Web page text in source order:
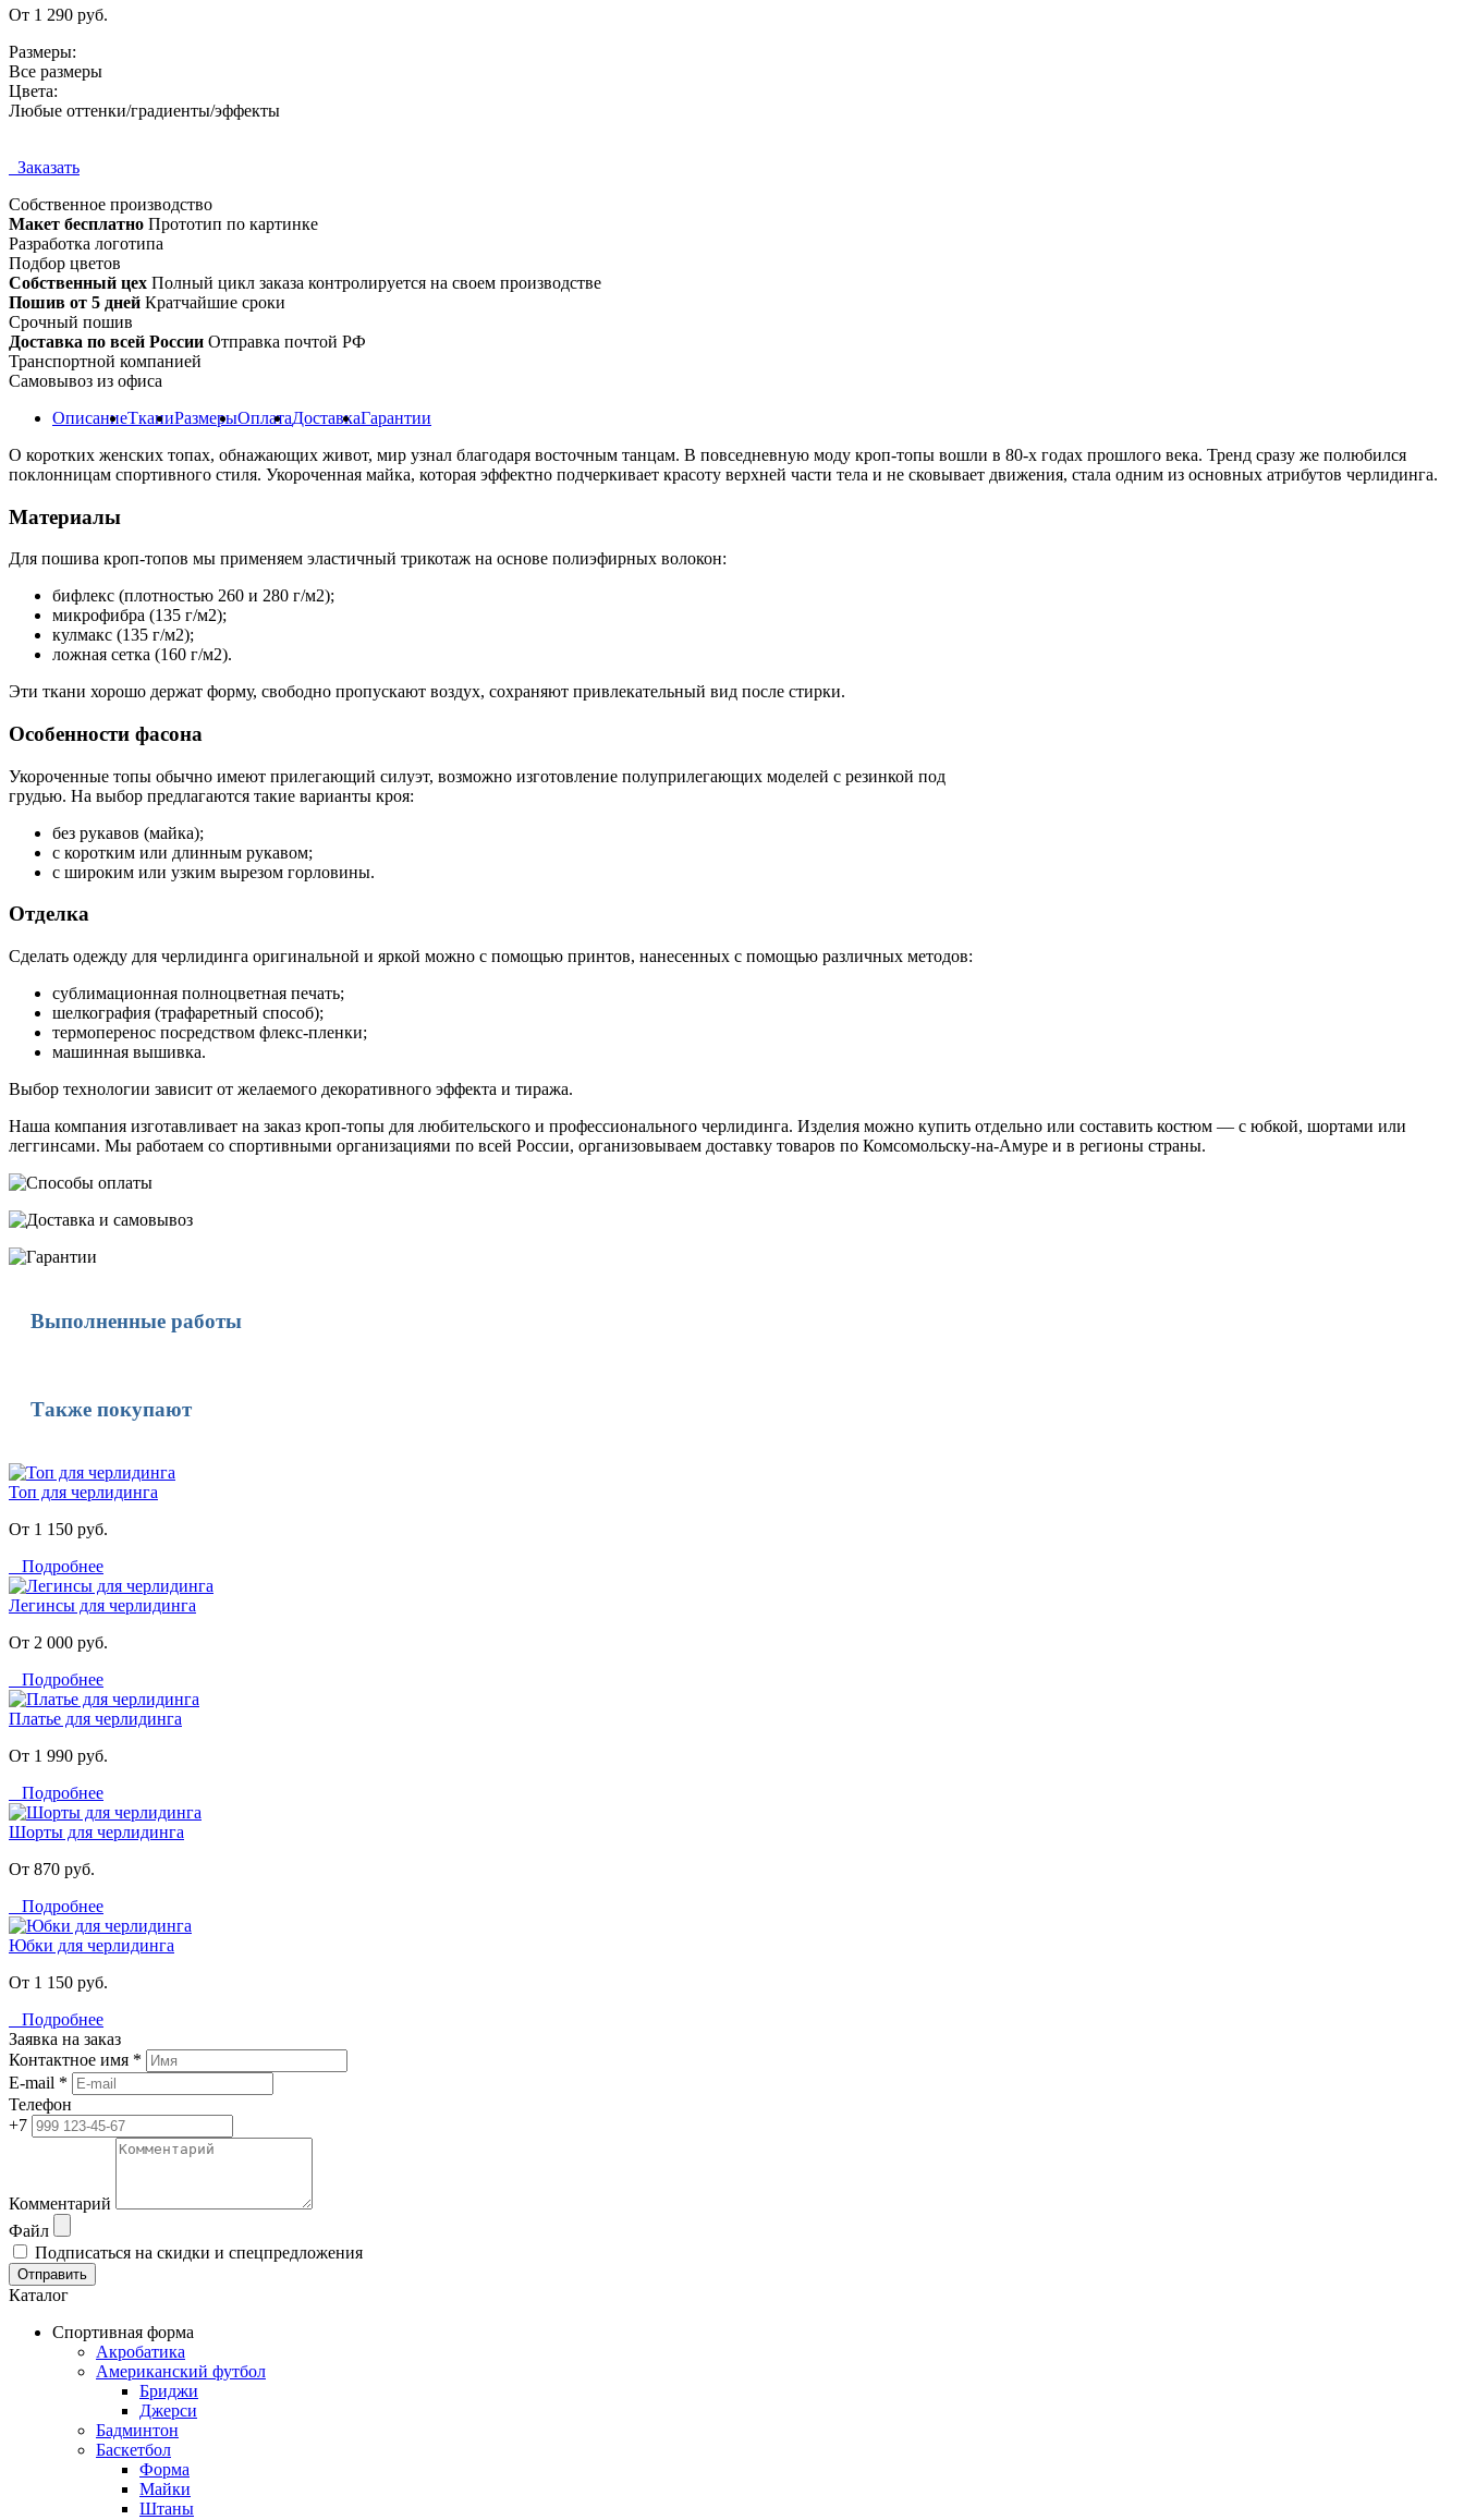
От 1 290 руб.
Размеры:
Все размеры
Цвета:
Любые оттенки/градиенты/эффекты
Заказать
Собственное производство
Макет бесплатно Прототип по картинке
Разработка логотипа
Подбор цветов
Собственный цех Полный цикл заказа контролируется на своем производстве
Пошив от 5 дней Кратчайшие сроки
Срочный пошив
Доставка по всей России Отправка почтой РФ
Транспортной компанией
Самовывоз из офиса
ОписаниеТканиРазмерыОплатаДоставкаГарантии
О коротких женских топах, обнажающих живот, мир узнал благодаря восточным танцам. В повседневную моду кроп-топы вошли в 80-х годах прошлого века. Тренд сразу же полюбился
поклонницам спортивного стиля. Укороченная майка, которая эффектно подчеркивает красоту верхней части тела и не сковывает движения, стала одним из основных атрибутов черлидинга.
Материалы
Для пошива кроп-топов мы применяем эластичный трикотаж на основе полиэфирных волокон:
бифлекс (плотностью 260 и 280 г/м2);
микрофибра (135 г/м2);
кулмакс (135 г/м2);
ложная сетка (160 г/м2).
Эти ткани хорошо держат форму, свободно пропускают воздух, сохраняют привлекательный вид после стирки.
Особенности фасона
Укороченные топы обычно имеют прилегающий силуэт, возможно изготовление полуприлегающих моделей с резинкой под
грудью. На выбор предлагаются такие варианты кроя:
без рукавов (майка);
с коротким или длинным рукавом;
с широким или узким вырезом горловины.
Отделка
Сделать одежду для черлидинга оригинальной и яркой можно с помощью принтов, нанесенных с помощью различных методов:
сублимационная полноцветная печать;
шелкография (трафаретный способ);
термоперенос посредством флекс-пленки;
машинная вышивка.
Выбор технологии зависит от желаемого декоративного эффекта и тиража.
Наша компания изготавливает на заказ кроп-топы для любительского и профессионального черлидинга. Изделия можно купить отдельно или составить костюм — с юбкой, шортами или
леггинсами. Мы работаем со спортивными организациями по всей России, организовываем доставку товаров по Комсомольску-на-Амуре и в регионы страны.
Выполненные работы
Также покупают
Топ для черлидинга
От 1 150 руб.
Подробнее
Легинсы для черлидинга
От 2 000 руб.
Подробнее
Платье для черлидинга
От 1 990 руб.
Подробнее
Шорты для черлидинга
От 870 руб.
Подробнее
Юбки для черлидинга
От 1 150 руб.
Подробнее
Заявка на заказ
Контактное имя *
E-mail *
Телефон
+7
Комментарий
Файл
Подписаться на скидки и спецпредложения
Отправить
Каталог
Спортивная форма
Акробатика
Американский футбол
Бриджи
Джерси
Бадминтон
Баскетбол
Форма
Майки
Штаны